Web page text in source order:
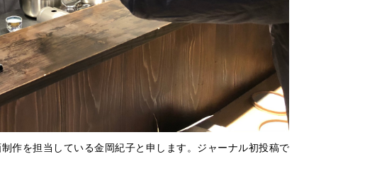
作を担当している金岡紀子と申します。ジャーナル初投稿で